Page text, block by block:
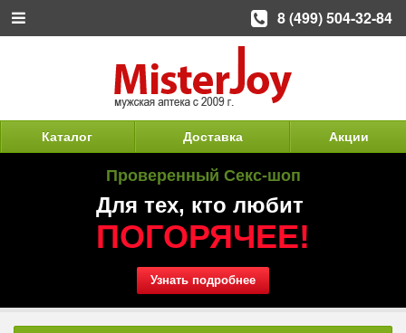
Каталог Доставка Акции
Проверенный Секс-шоп
Для тех, кто любит
ПОГОРЯЧЕЕ!
Узнать подробнее
8 (499) 504-32-84